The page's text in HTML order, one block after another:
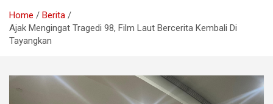
Home
Berita
Ajak Mengingat Tragedi 98, Film Laut Bercerita Kembali Di
Tayangkan